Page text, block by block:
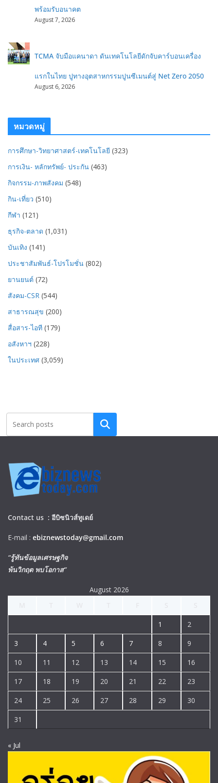
พร้อมรับอนาคต
August 7, 2026
TCMA จับมือแคนาดา ดันเทคโนโลยีดักจับคาร์บอนเครื่อง
แรกในไทย ปูทางอุตสาหกรรมปูนซีเมนต์สู่ Net Zero 2050
August 6, 2026
หมวดหมู่
การศึกษา-วิทยาศาสตร์-เทคโนโลยี (323)
การเงิน- หลักทรัพย์- ประกัน (463)
กิจกรรม-ภาพสังคม (548)
กิน-เที่ยว (510)
กีฬา (121)
ธุรกิจ-ตลาด (1,031)
บันเทิง (141)
ประชาสัมพันธ์-โปรโมชั่น (802)
ยานยนต์ (72)
สังคม-CSR (544)
สาธารณสุข (200)
สื่อสาร-ไอที (179)
อสังหาฯ (228)
ในประเทศ (3,059)
Search
Contact us : อีบิซนิวส์ทูเดย์
E-mail : ebiznewstoday@gmail.com
“รู้ทันข้อมูลเศรษฐกิจ
พ้นวิกฤต พบโอกาส”
August 2026
1 2
3 4 5 6 7 8 9
10 11 12 13 14 15 16
17 18 19 20 21 22 23
24 25 26 27 28 29 30
31
« Jul